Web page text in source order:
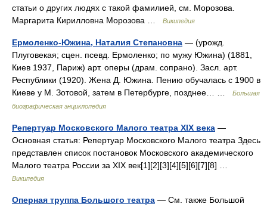
статьи о других людях с такой фамилией, см. Морозова.
Маргарита Кирилловна Морозова …
Википедия
Ермоленко-Южина, Наталия Степановна — (урожд.
Плуговекая; сцен. псевд. Ермоленко; по мужу Южина) (1881,
Киев 1937, Париж) арт. оперы (драм. сопрано). Засл. арт.
Республики (1920). Жена Д. Южина. Пению обучалась с 1900 в
Киеве у М. Зотовой, затем в Петербурге, позднее… …
Большая
биографическая энциклопедия
Репертуар Московского Малого театра XIX века —
Основная статья: Репертуар Московского Малого театра Здесь
представлен список постановок Московского академического
Малого театра России за XIX век[1][2][3][4][5][6][7][8] …
Википедия
Оперная труппа Большого театра — См. также Большой